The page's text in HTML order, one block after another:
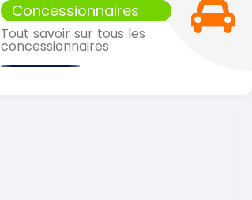
Concessionnaires
Tout savoir sur tous les
concessionnaires